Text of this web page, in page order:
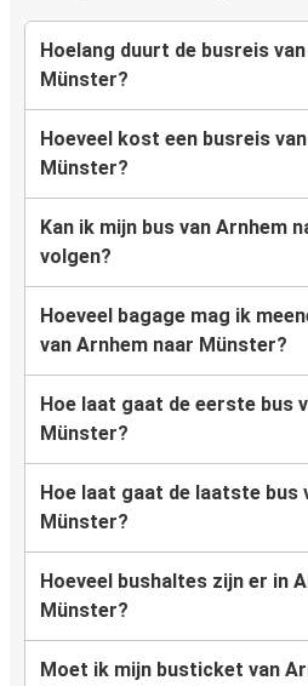
Hoelang duurt de busreis
Münster?
Hoeveel kost een busreis
Münster?
Kan ik mijn bus van Arnhem
volgen?
Hoeveel bagage mag ik
van Arnhem naar Münster?
Hoe laat gaat de eerste bus
Münster?
Hoe laat gaat de laatste bus
Münster?
Hoeveel bushaltes zijn er in
Münster?
Moet ik mijn busticket van